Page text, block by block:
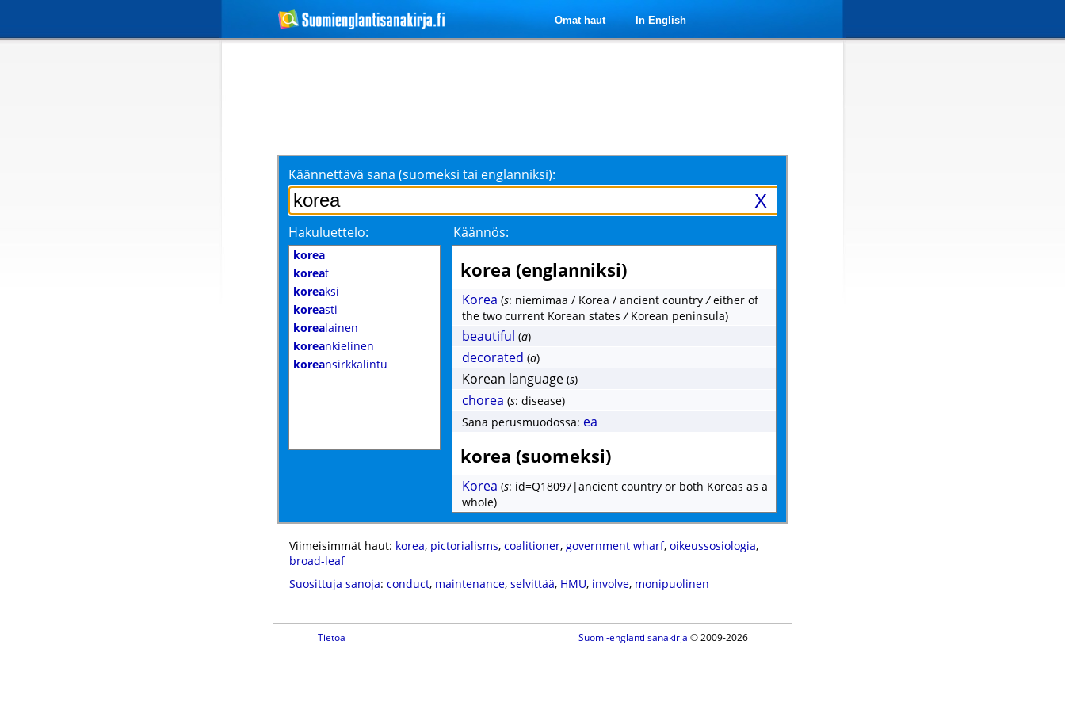
Omat haut In English
Käännettävä sana (suomeksi tai englanniksi):
X
Hakuluettelo: Käännös:
korea
koreat
koreaksi
koreasti
korealainen
koreankielinen
koreansirkkalintu
korea (englanniksi)
Korea (s: niemimaa / Korea / ancient country/either of
the two current Korean states/ Korean peninsula)
beautiful (a)
decorated (a)
Korean language (s)
chorea (s: disease)
Sana perusmuodossa: ea
korea (suomeksi)
Korea (s: id=Q18097|ancient country or both Koreas as a
whole)
Viimeisimmät haut: korea, pictorialisms, coalitioner, government wharf, oikeussosiologia,
broad-leaf
Suosittuja sanoja: conduct, maintenance, selvittää, HMU, involve, monipuolinen
Tietoa Suomi-englanti sanakirja © 2009-2026